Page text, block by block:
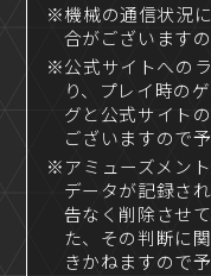
※機械の通信状況
合がございます
※公式サイトへの
り、プレイ時の
グと公式サイト
ございますので
※アミューズメン
データが記録さ
告なく削除させ
た、その判断に
きかねますので